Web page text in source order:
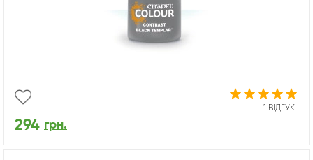
1 ВІДГУК
294 грн.